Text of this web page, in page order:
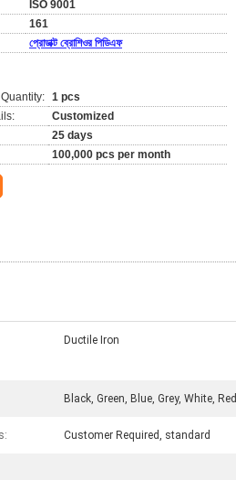
ISO 9001
161
প্রোডাক্ট ব্রোশিওর পিডিএফ
1 pcs
Customized
25 days
100,000 pcs per month
Ductile Iron
Black, Green, Blue, Grey, White, Red
Customer Required, standard